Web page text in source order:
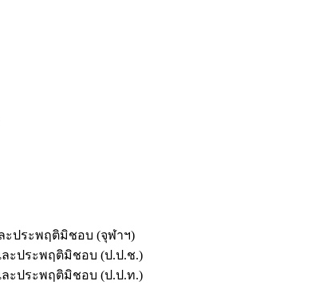
ะประพฤติมิชอบ (จุฬาฯ)
ละประพฤติมิชอบ (ป.ป.ช.)
ละประพฤติมิชอบ (ป.ป.ท.)